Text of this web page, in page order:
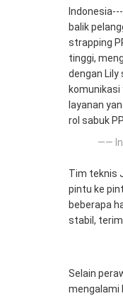
balik
strapping
tinggi,
dengan Lily
komunikasi
layanan
rol sabuk
——
Tim teknis
pintu ke
beberapa
stabil,
Selain
mengalami